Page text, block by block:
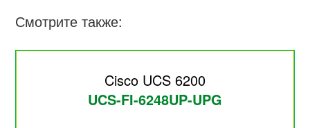
Смотрите также:
Cisco UCS 6200
UCS-FI-6248UP-UPG